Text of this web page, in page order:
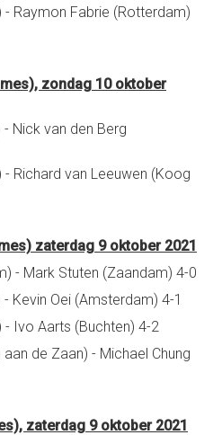
- Raymon Fabrie (Rotterdam)
zondag 10 oktober
Nick van den Berg
- Richard van Leeuwen (Koog
zaterdag 9 oktober 2021
- Mark Stuten (Zaandam) 4-0
Kevin Oei (Amsterdam) 4-1
- Ivo Aarts (Buchten) 4-2
de Zaan) - Michael Chung
zaterdag 9 oktober 2021